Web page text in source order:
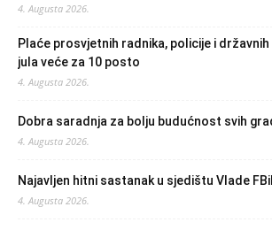
4. Augusta 2026.
Plaće prosvjetnih radnika, policije i
jula veće za 10 posto
4. Augusta 2026.
Dobra saradnja za bolju budućnost svih
4. Augusta 2026.
Najavljen hitni sastanak u sjedištu Vlade
4. Augusta 2026.